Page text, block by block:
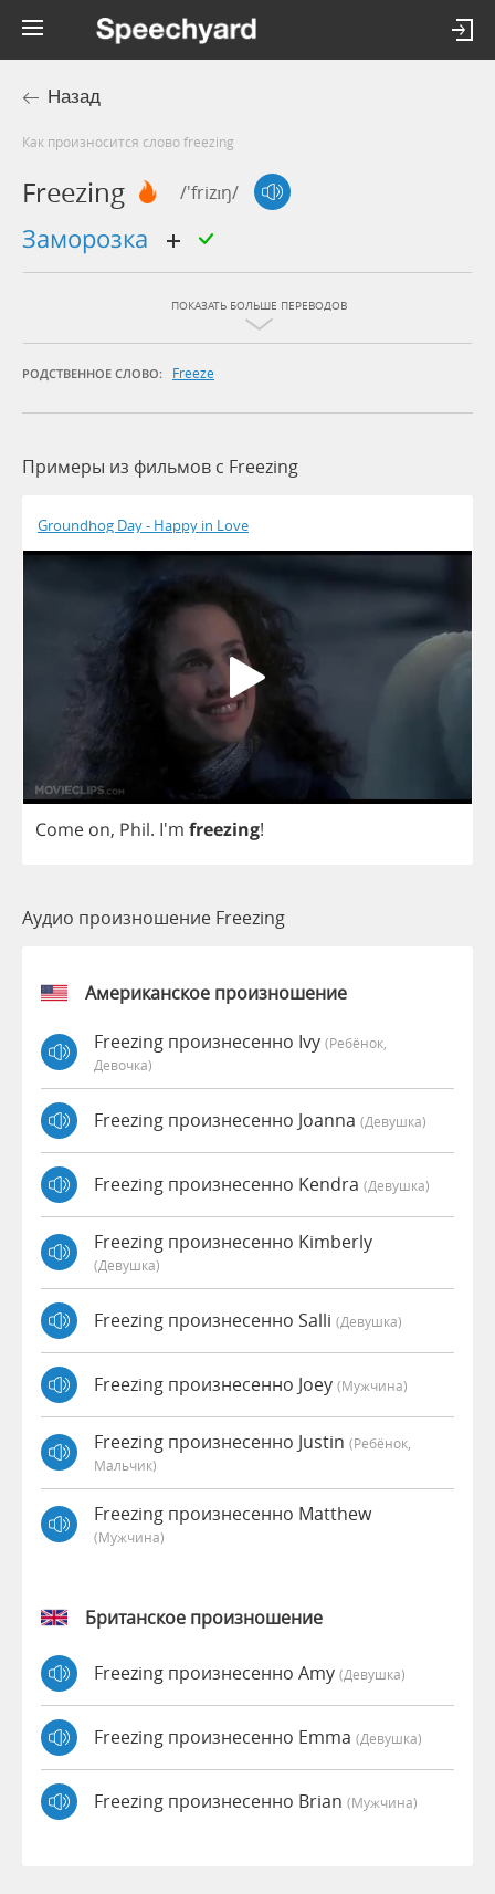
Назад
Как произносится слово freezing
Freezing /'frizɪŋ/
заморозка
ПОКАЗАТЬ БОЛЬШЕ ПЕРЕВОДОВ
РОДСТВЕННОЕ СЛОВО: Freeze
Примеры из фильмов c Freezing
Groundhog Day - Happy in Love
Come on, Phil. I'm freezing!
Аудио произношение Freezing
Американское произношение
Freezing произнесенно Ivy (Ребёнок,
Девочка)
Freezing произнесенно Joanna (девушка)
Freezing произнесенно Kendra (девушка)
Freezing произнесенно Kimberly
(девушка)
Freezing произнесенно Salli (девушка)
Freezing произнесенно Joey (мужчина)
Freezing произнесенно Justin (Ребёнок,
Мальчик)
Freezing произнесенно Matthew
(мужчина)
Британское произношение
Freezing произнесенно Amy (девушка)
Freezing произнесенно Emma (девушка)
Freezing произнесенно Brian (мужчина)